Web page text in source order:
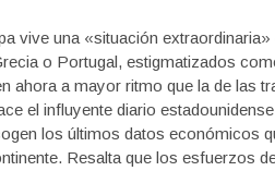
vive una «situación extraordinaria»
o Portugal, estigmatizados
ahora a mayor ritmo que la de las
el influyente diario
los últimos datos económicos
Resalta que los esfuerzos